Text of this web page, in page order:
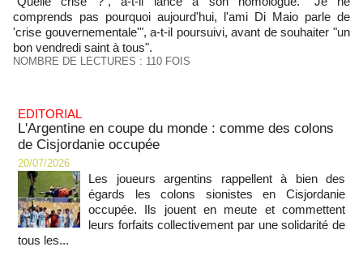
comprends pas pourquoi aujourd'hui, l'ami Di Maio parle de
'crise gouvernementale'", a-t-il poursuivi, avant de souhaiter "un
bon vendredi saint à tous".
NOMBRE DE LECTURES : 110 FOIS
EDITORIAL
L'Argentine en coupe du monde : comme des colons
de Cisjordanie occupée
20/07/2026
Les joueurs argentins rappellent à bien des
égards les colons sionistes en Cisjordanie
occupée. Ils jouent en meute et commettent
leurs forfaits collectivement par une solidarité de
tous les...